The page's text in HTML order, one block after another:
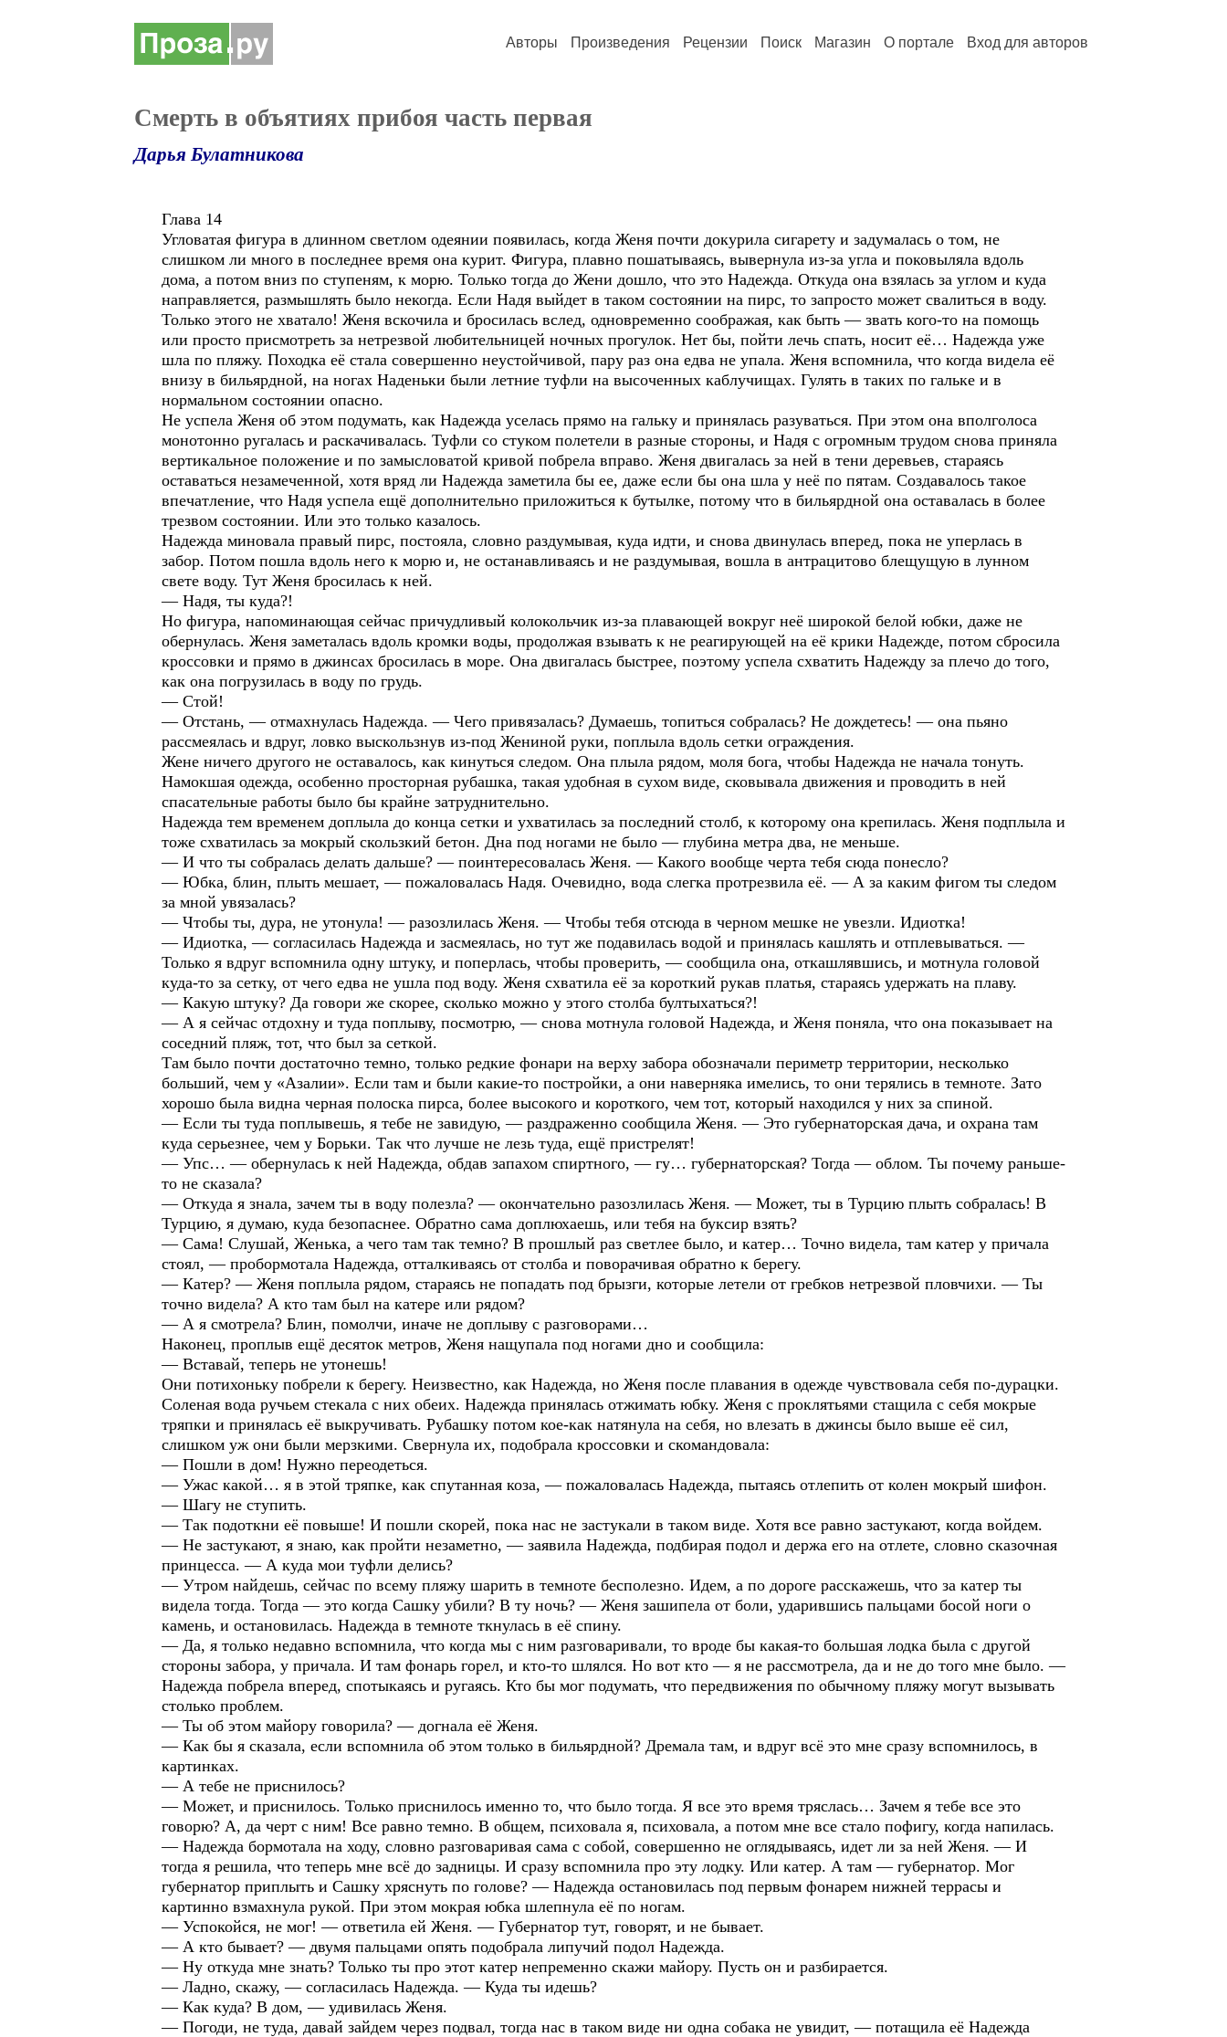
Авторы Произведения Рецензии Поиск Магазин О портале Вход для авторов
Смерть в объятиях прибоя часть первая
Дарья Булатникова
Глава 14
Угловатая фигура в длинном светлом одеянии появилась, когда Женя почти докурила сигарету и задумалась о том, не
слишком ли много в последнее время она курит. Фигура, плавно пошатываясь, вывернула из-за угла и поковыляла вдоль
дома, а потом вниз по ступеням, к морю. Только тогда до Жени дошло, что это Надежда. Откуда она взялась за углом и куда
направляется, размышлять было некогда. Если Надя выйдет в таком состоянии на пирс, то запросто может свалиться в воду.
Только этого не хватало! Женя вскочила и бросилась вслед, одновременно соображая, как быть — звать кого-то на помощь
или просто присмотреть за нетрезвой любительницей ночных прогулок. Нет бы, пойти лечь спать, носит её… Надежда уже
шла по пляжу. Походка её стала совершенно неустойчивой, пару раз она едва не упала. Женя вспомнила, что когда видела её
внизу в бильярдной, на ногах Наденьки были летние туфли на высоченных каблучищах. Гулять в таких по гальке и в
нормальном состоянии опасно.
Не успела Женя об этом подумать, как Надежда уселась прямо на гальку и принялась разуваться. При этом она вполголоса
монотонно ругалась и раскачивалась. Туфли со стуком полетели в разные стороны, и Надя с огромным трудом снова приняла
вертикальное положение и по замысловатой кривой побрела вправо. Женя двигалась за ней в тени деревьев, стараясь
оставаться незамеченной, хотя вряд ли Надежда заметила бы ее, даже если бы она шла у неё по пятам. Создавалось такое
впечатление, что Надя успела ещё дополнительно приложиться к бутылке, потому что в бильярдной она оставалась в более
трезвом состоянии. Или это только казалось.
Надежда миновала правый пирс, постояла, словно раздумывая, куда идти, и снова двинулась вперед, пока не уперлась в
забор. Потом пошла вдоль него к морю и, не останавливаясь и не раздумывая, вошла в антрацитово блещущую в лунном
свете воду. Тут Женя бросилась к ней.
— Надя, ты куда?!
Но фигура, напоминающая сейчас причудливый колокольчик из-за плавающей вокруг неё широкой белой юбки, даже не
обернулась. Женя заметалась вдоль кромки воды, продолжая взывать к не реагирующей на её крики Надежде, потом сбросила
кроссовки и прямо в джинсах бросилась в море. Она двигалась быстрее, поэтому успела схватить Надежду за плечо до того,
как она погрузилась в воду по грудь.
— Стой!
— Отстань, — отмахнулась Надежда. — Чего привязалась? Думаешь, топиться собралась? Не дождетесь! — она пьяно
рассмеялась и вдруг, ловко выскользнув из-под Жениной руки, поплыла вдоль сетки ограждения.
Жене ничего другого не оставалось, как кинуться следом. Она плыла рядом, моля бога, чтобы Надежда не начала тонуть.
Намокшая одежда, особенно просторная рубашка, такая удобная в сухом виде, сковывала движения и проводить в ней
спасательные работы было бы крайне затруднительно.
Надежда тем временем доплыла до конца сетки и ухватилась за последний столб, к которому она крепилась. Женя подплыла и
тоже схватилась за мокрый скользкий бетон. Дна под ногами не было — глубина метра два, не меньше.
— И что ты собралась делать дальше? — поинтересовалась Женя. — Какого вообще черта тебя сюда понесло?
— Юбка, блин, плыть мешает, — пожаловалась Надя. Очевидно, вода слегка протрезвила её. — А за каким фигом ты следом
за мной увязалась?
— Чтобы ты, дура, не утонула! — разозлилась Женя. — Чтобы тебя отсюда в черном мешке не увезли. Идиотка!
— Идиотка, — согласилась Надежда и засмеялась, но тут же подавилась водой и принялась кашлять и отплевываться. —
Только я вдруг вспомнила одну штуку, и поперлась, чтобы проверить, — сообщила она, откашлявшись, и мотнула головой
куда-то за сетку, от чего едва не ушла под воду. Женя схватила её за короткий рукав платья, стараясь удержать на плаву.
— Какую штуку? Да говори же скорее, сколько можно у этого столба бултыхаться?!
— А я сейчас отдохну и туда поплыву, посмотрю, — снова мотнула головой Надежда, и Женя поняла, что она показывает на
соседний пляж, тот, что был за сеткой.
Там было почти достаточно темно, только редкие фонари на верху забора обозначали периметр территории, несколько
больший, чем у «Азалии». Если там и были какие-то постройки, а они наверняка имелись, то они терялись в темноте. Зато
хорошо была видна черная полоска пирса, более высокого и короткого, чем тот, который находился у них за спиной.
— Если ты туда поплывешь, я тебе не завидую, — раздраженно сообщила Женя. — Это губернаторская дача, и охрана там
куда серьезнее, чем у Борьки. Так что лучше не лезь туда, ещё пристрелят!
— Упс… — обернулась к ней Надежда, обдав запахом спиртного, — гу… губернаторская? Тогда — облом. Ты почему раньше-
то не сказала?
— Откуда я знала, зачем ты в воду полезла? — окончательно разозлилась Женя. — Может, ты в Турцию плыть собралась! В
Турцию, я думаю, куда безопаснее. Обратно сама доплюхаешь, или тебя на буксир взять?
— Сама! Слушай, Женька, а чего там так темно? В прошлый раз светлее было, и катер… Точно видела, там катер у причала
стоял, — пробормотала Надежда, отталкиваясь от столба и поворачивая обратно к берегу.
— Катер? — Женя поплыла рядом, стараясь не попадать под брызги, которые летели от гребков нетрезвой пловчихи. — Ты
точно видела? А кто там был на катере или рядом?
— А я смотрела? Блин, помолчи, иначе не доплыву с разговорами…
Наконец, проплыв ещё десяток метров, Женя нащупала под ногами дно и сообщила:
— Вставай, теперь не утонешь!
Они потихоньку побрели к берегу. Неизвестно, как Надежда, но Женя после плавания в одежде чувствовала себя по-дурацки.
Соленая вода ручьем стекала с них обеих. Надежда принялась отжимать юбку. Женя с проклятьями стащила с себя мокрые
тряпки и принялась её выкручивать. Рубашку потом кое-как натянула на себя, но влезать в джинсы было выше её сил,
слишком уж они были мерзкими. Свернула их, подобрала кроссовки и скомандовала:
— Пошли в дом! Нужно переодеться.
— Ужас какой… я в этой тряпке, как спутанная коза, — пожаловалась Надежда, пытаясь отлепить от колен мокрый шифон.
— Шагу не ступить.
— Так подоткни её повыше! И пошли скорей, пока нас не застукали в таком виде. Хотя все равно застукают, когда войдем.
— Не застукают, я знаю, как пройти незаметно, — заявила Надежда, подбирая подол и держа его на отлете, словно сказочная
принцесса. — А куда мои туфли делись?
— Утром найдешь, сейчас по всему пляжу шарить в темноте бесполезно. Идем, а по дороге расскажешь, что за катер ты
видела тогда. Тогда — это когда Сашку убили? В ту ночь? — Женя зашипела от боли, ударившись пальцами босой ноги о
камень, и остановилась. Надежда в темноте ткнулась в её спину.
— Да, я только недавно вспомнила, что когда мы с ним разговаривали, то вроде бы какая-то большая лодка была с другой
стороны забора, у причала. И там фонарь горел, и кто-то шлялся. Но вот кто — я не рассмотрела, да и не до того мне было. —
Надежда побрела вперед, спотыкаясь и ругаясь. Кто бы мог подумать, что передвижения по обычному пляжу могут вызывать
столько проблем.
— Ты об этом майору говорила? — догнала её Женя.
— Как бы я сказала, если вспомнила об этом только в бильярдной? Дремала там, и вдруг всё это мне сразу вспомнилось, в
картинках.
— А тебе не приснилось?
— Может, и приснилось. Только приснилось именно то, что было тогда. Я все это время тряслась… Зачем я тебе все это
говорю? А, да черт с ним! Все равно темно. В общем, психовала я, психовала, а потом мне все стало пофигу, когда напилась.
— Надежда бормотала на ходу, словно разговаривая сама с собой, совершенно не оглядываясь, идет ли за ней Женя. — И
тогда я решила, что теперь мне всё до задницы. И сразу вспомнила про эту лодку. Или катер. А там — губернатор. Мог
губернатор приплыть и Сашку хряснуть по голове? — Надежда остановилась под первым фонарем нижней террасы и
картинно взмахнула рукой. При этом мокрая юбка шлепнула её по ногам.
— Успокойся, не мог! — ответила ей Женя. — Губернатор тут, говорят, и не бывает.
— А кто бывает? — двумя пальцами опять подобрала липучий подол Надежда.
— Ну откуда мне знать? Только ты про этот катер непременно скажи майору. Пусть он и разбирается.
— Ладно, скажу, — согласилась Надежда. — Куда ты идешь?
— Как куда? В дом, — удивилась Женя.
— Погоди, не туда, давай зайдем через подвал, тогда нас в таком виде ни одна собака не увидит, — потащила её Надежда